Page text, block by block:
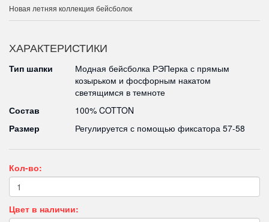
Новая летняя коллекция бейсболок
ХАРАКТЕРИСТИКИ
Тип шапки
Модная бейсболка РЭПерка с прямым
козырьком и фосфорным накатом
светящимся в темноте
Состав
100% COTTON
Размер
Регулируется с помощью фиксатора 57-58
Кол-во:
Цвет в наличии: